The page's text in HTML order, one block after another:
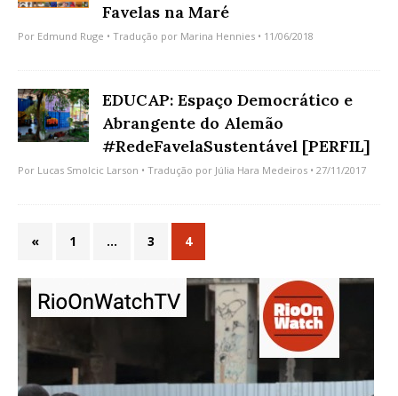
Favelas na Maré
Por Edmund Ruge • Tradução por Marina Hennies • 11/06/2018
EDUCAP: Espaço Democrático e
Abrangente do Alemão
#RedeFavelaSustentável [PERFIL]
Por Lucas Smolcic Larson • Tradução por Júlia Hara Medeiros • 27/11/2017
« 1 … 3 4